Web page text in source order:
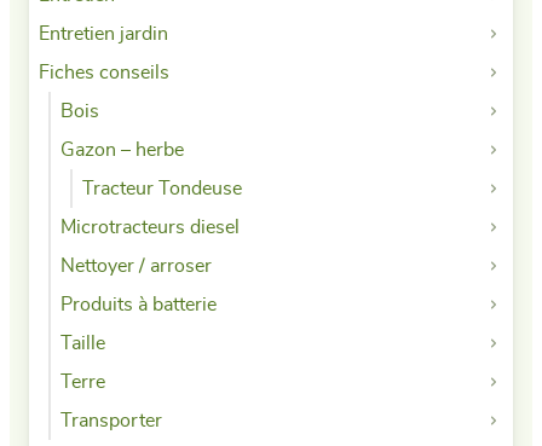
Entretien jardin
Fiches conseils
Bois
Gazon – herbe
Tracteur Tondeuse
Microtracteurs diesel
Nettoyer / arroser
Produits à batterie
Taille
Terre
Transporter